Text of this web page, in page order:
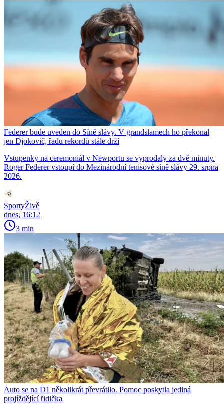
Federer bude uveden do Síně slávy. V grandslamech ho překonal
jen Djokovič, řadu rekordů stále drží
Vstupenky na ceremoniál v Newportu se vyprodaly za dvě minuty.
Roger Federer vstoupí do Mezinárodní tenisové síně slávy 29. srpna
2026.
SportyŽivě
dnes, 16:12
3 min
Auto se na D1 několikrát převrátilo. Pomoc poskytla jediná
projíždějící řidička